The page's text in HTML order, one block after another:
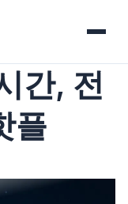
간, 전
플